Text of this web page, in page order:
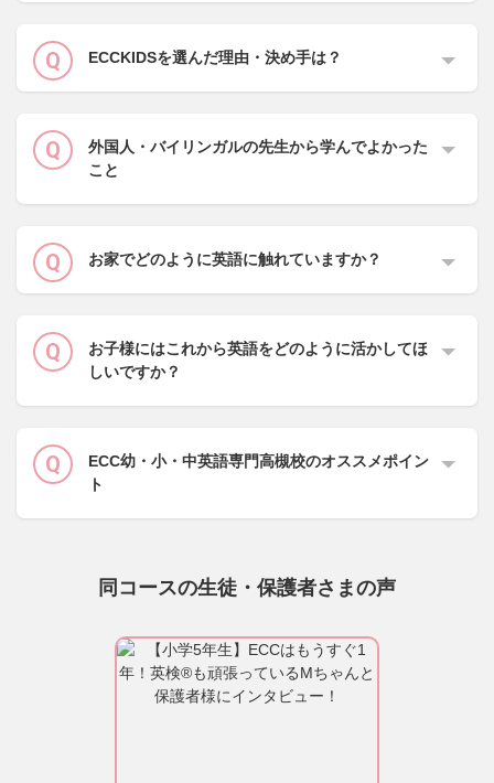
ECCKIDSを選んだ理由・決め手は？
外国人・バイリンガルの先生から学んでよかった
こと
お家でどのように英語に触れていますか？
お子様にはこれから英語をどのように活かしてほ
しいですか？
ECC幼・小・中英語専門高槻校のオススメポイン
ト
同コースの生徒・保護者さまの声